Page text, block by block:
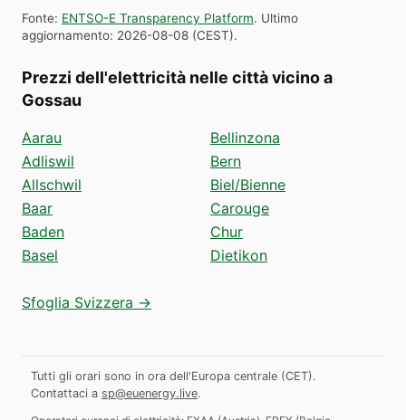
Fonte: ENTSO-E Transparency Platform. Ultimo
aggiornamento: 2026-08-08 (CEST).
Prezzi dell'elettricità nelle città vicino a
Gossau
Aarau
Adliswil
Allschwil
Baar
Baden
Basel
Bellinzona
Bern
Biel/Bienne
Carouge
Chur
Dietikon
Sfoglia Svizzera →
Tutti gli orari sono in ora dell'Europa centrale (CET).
Contattaci a sp@euenergy.live.